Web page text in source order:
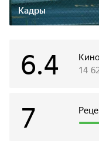
ВС, 9 АВГ
11:10 Саботаж
Кадры
6.4 14
7